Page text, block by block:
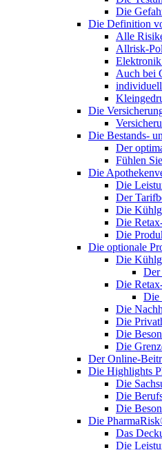
Die
Die Definition
Alle
Allrisk-
Auch bei
Die
Die Bestands-
Der
Fühlen
Die
Die
Der
Die
Die
Die
Die optionale
Die
Der
Die
Die
Die
Die
Die
Die
Der Online-
Die Highlights
Die
Die
Die
Die
Das
Die